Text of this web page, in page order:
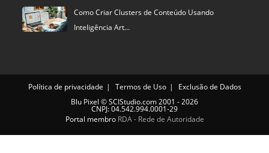
Como Criar Clusters de Conteúdo Usando
Inteligência Art…
Política de privacidade Termos de Uso
Exclusão de Dados
Blu Pixel ©SCIStudio.com2001 - 2026
CNPJ: 04.542.994.0001-29
Portal membro RDA - Rede de Autoridade